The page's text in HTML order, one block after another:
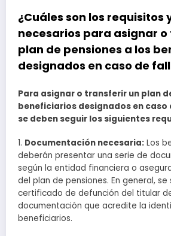
¿Cuáles son los requisitos
necesarios para asignar
plan de pensiones a los
designados en caso de
Para asignar o transferir un plan
beneficiarios designados en
se deben seguir los siguientes
1. Documentación necesaria: Los
deberán presentar una serie de
según la entidad financiera o
del plan de pensiones. En general,
certificado de defunción del titular
documentación que acredite la
beneficiarios.